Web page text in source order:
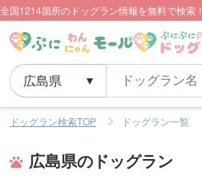
全国1214箇所のドッグラン情報を無料で検索！
ドッグラン検索TOP ドッグラン一覧
広島県のドッグラン